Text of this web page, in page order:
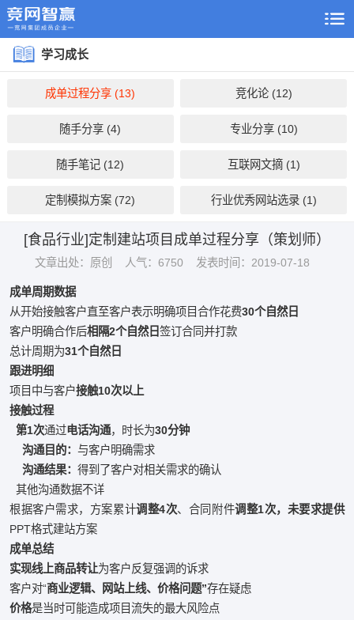
学习成长
成单过程分享 (13) 竞化论 (12)
随手分享 (4) 专业分享 (10)
随手笔记 (12) 互联网文摘 (1)
定制模拟方案 (72) 行业优秀网站选录 (1)
[食品行业]定制建站项目成单过程分享（策划师）
文章出处：原创 人气：6750 发表时间：2019-07-18
成单周期数据
从开始接触客户直至客户表示明确项目合作花费30个自然日
客户明确合作后相隔2个自然日签订合同并打款
总计周期为31个自然日
跟进明细
项目中与客户接触10次以上
接触过程
第1次通过电话沟通，时长为30分钟
沟通目的： 与客户明确需求
沟通结果： 得到了客户对相关需求的确认
其他沟通数据不详
根据客户需求，方案累计调整4次、合同附件调整1次，未要求提供
PPT格式建站方案
成单总结
实现线上商品转让为客户反复强调的诉求
客户对“商业逻辑、网站上线、价格问题”存在疑虑
价格是当时可能造成项目流失的最大风险点